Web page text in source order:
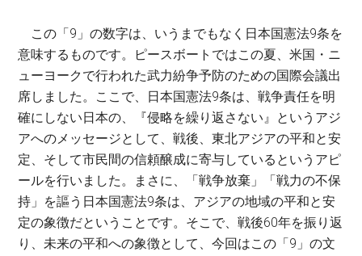
この「9」の数字は、いうまでもなく日本国憲法9条を
意味するものです。ピースボートではこの夏、米国・ニ
ューヨークで行われた武力紛争予防のための国際会議出
席しました。ここで、日本国憲法9条は、戦争責任を明
確にしない日本の、『侵略を繰り返さない』というアジ
アへのメッセージとして、戦後、東北アジアの平和と安
定、そして市民間の信頼醸成に寄与しているというアピ
ールを行いました。まさに、「戦争放棄」「戦力の不保
持」を謳う日本国憲法9条は、アジアの地域の平和と安
定の象徴だということです。そこで、戦後60年を振り返
り、未来の平和への象徴として、今回はこの「9」の文